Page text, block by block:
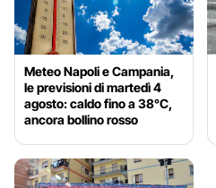
Meteo Napoli e Campania,
le previsioni di martedì 4
agosto: caldo fino a 38°C,
ancora bollino rosso